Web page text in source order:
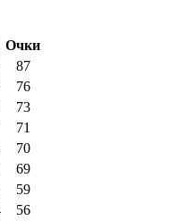
Очки
87
76
73
71
70
69
59
56